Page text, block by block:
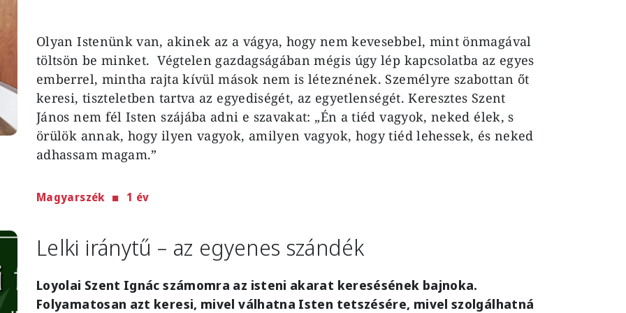
Olyan Istenünk van, akinek az a vágya, hogy nem kevesebbel, mint önmagával
töltsön be minket. Végtelen gazdagságában mégis úgy lép kapcsolatba az egyes
emberrel, mintha rajta kívül mások nem is léteznének. Személyre szabottan őt
keresi, tiszteletben tartva az egyediségét, az egyetlenségét. Keresztes Szent
János nem fél Isten szájába adni e szavakat: „Én a tiéd vagyok, neked élek, s
örülök annak, hogy ilyen vagyok, amilyen vagyok, hogy tiéd lehessek, és neked
adhassam magam.”
Magyarszék 1 év
Lelki iránytű – az egyenes szándék
Loyolai Szent Ignác számomra az isteni akarat keresésének bajnoka.
Folyamatosan azt keresi, mivel válhatna Isten tetszésére, mivel szolgálhatná